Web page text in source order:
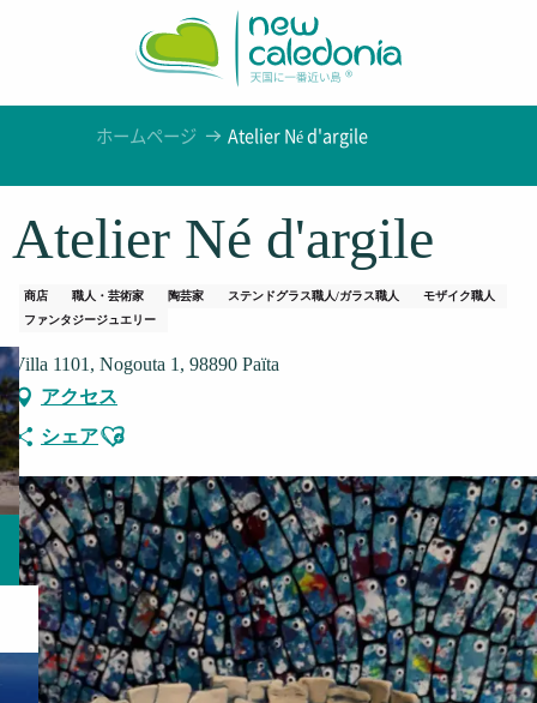
ホームページ Atelier Né d'argile
Atelier Né d'argile
商店 職人・芸術家 陶芸家 ステンドグラス職人/ガラス職人
モザイク職人
ファンタジージュエリー
Villa 1101, Nogouta 1, 98890 Païta
アクセス
シェアAjouter aux favoris